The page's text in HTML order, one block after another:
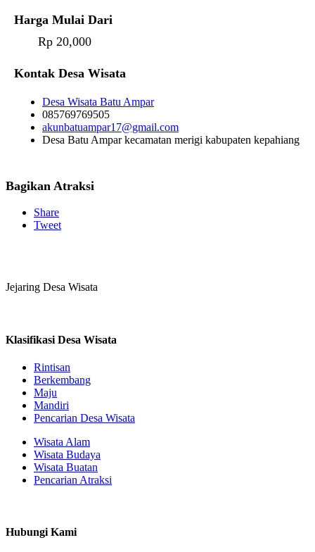
Harga Mulai Dari
Rp 20,000
Kontak Desa Wisata
Desa Wisata Batu Ampar
085769769505
akunbatuampar17@gmail.com
Desa Batu Ampar kecamatan merigi kabupaten kepahiang
Bagikan Atraksi
Share
Tweet
Jejaring Desa Wisata
Klasifikasi Desa Wisata
Rintisan
Berkembang
Maju
Mandiri
Pencarian Desa Wisata
Wisata Alam
Wisata Budaya
Wisata Buatan
Pencarian Atraksi
Hubungi Kami